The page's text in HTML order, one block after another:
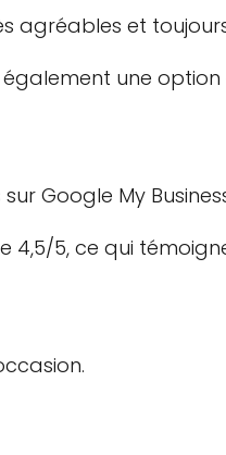
agréables et
une
Google My
4,5/5, ce qui